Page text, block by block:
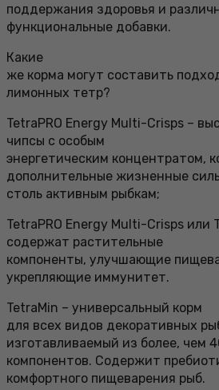
поддержания здоровья и
функциональные добавки.
Какие
же корма могут составить
лимонных тетр?
TetraPRO Energy Multi-Crisps –
чипсы с особым
энергетическим концентратом,
дополнительные жизненные
столь активным рыбкам;
TetraPRO Energy Multi-Crisps или
содержат растительные
компоненты, улучшающие
укрепляющие иммунитет.
TetraMin – универсальный корм
для всех видов декоративных
изготавливаемый из более, чем
компонентов. Содержит
комфортного пищеварения рыб.